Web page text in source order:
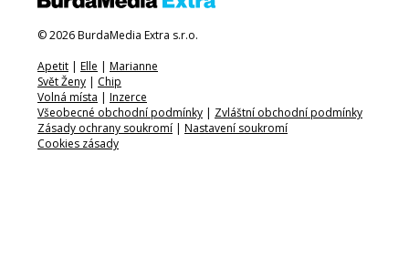
© 2026 BurdaMedia Extra s.r.o.
Apetit | Elle | Marianne
Svět Ženy | Chip
Volná místa | Inzerce
Všeobecné obchodní podmínky | Zvláštní obchodní podmínky
Zásady ochrany soukromí | Nastavení soukromí
Cookies zásady